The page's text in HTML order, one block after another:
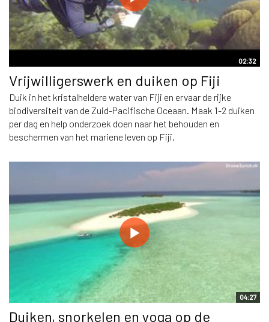
02:32
Vrijwilligerswerk en duiken op Fiji
Duik in het kristalheldere water van Fiji en ervaar de rijke
biodiversiteit van de Zuid-Pacifische Oceaan. Maak 1-2 duiken
per dag en help onderzoek doen naar het behouden en
beschermen van het mariene leven op Fiji.
04:27
Duiken, snorkelen en yoga op de